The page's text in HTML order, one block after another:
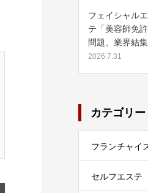
フェイシャル
テ「美容師免許
問題、業界結
2026.7.31
カテゴリー
フランチャイ
セルフエステ